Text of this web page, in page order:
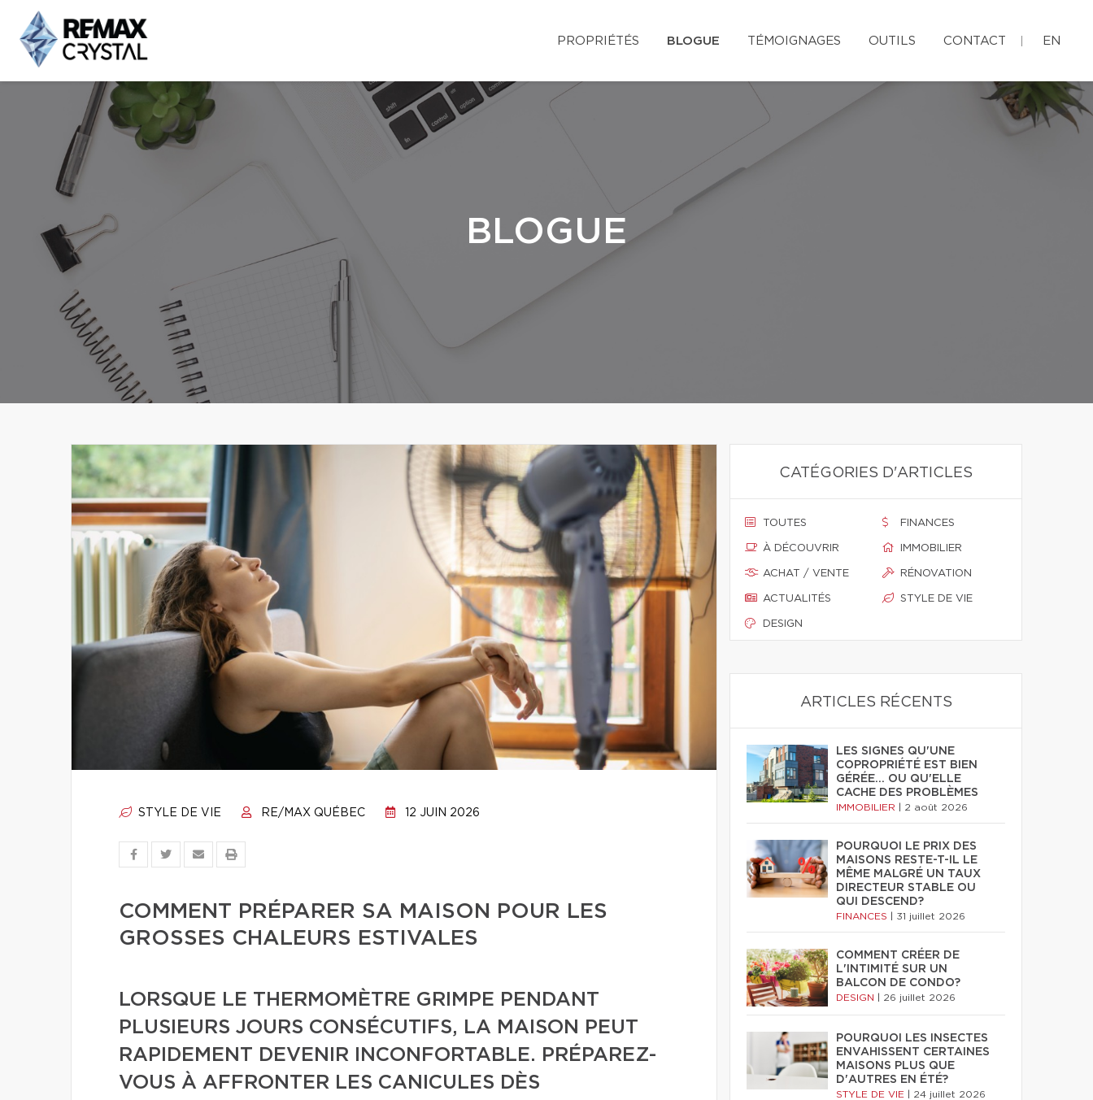
PROPRIÉTÉS BLOGUE TÉMOIGNAGES OUTILS CONTACT EN
BLOGUE
STYLE DE VIE RE/MAX QUÉBEC 12 JUIN 2026
COMMENT PRÉPARER SA MAISON POUR LES
GROSSES CHALEURS ESTIVALES
LORSQUE LE THERMOMÈTRE GRIMPE PENDANT
PLUSIEURS JOURS CONSÉCUTIFS, LA MAISON PEUT
RAPIDEMENT DEVENIR INCONFORTABLE. PRÉPAREZ-
VOUS À AFFRONTER LES CANICULES DÈS
CATÉGORIES D'ARTICLES
TOUTES
À DÉCOUVRIR
ACHAT / VENTE
ACTUALITÉS
DESIGN
FINANCES
IMMOBILIER
RÉNOVATION
STYLE DE VIE
ARTICLES RÉCENTS
LES SIGNES QU'UNE
COPROPRIÉTÉ EST BIEN
GÉRÉE… OU QU'ELLE
CACHE DES PROBLÈMES
IMMOBILIER 2 août 2026
POURQUOI LE PRIX DES
MAISONS RESTE-T-IL LE
MÊME MALGRÉ UN TAUX
DIRECTEUR STABLE OU
QUI DESCEND?
FINANCES 31 juillet 2026
COMMENT CRÉER DE
L'INTIMITÉ SUR UN
BALCON DE CONDO?
DESIGN 26 juillet 2026
POURQUOI LES INSECTES
ENVAHISSENT CERTAINES
MAISONS PLUS QUE
D'AUTRES EN ÉTÉ?
STYLE DE VIE 24 juillet 2026